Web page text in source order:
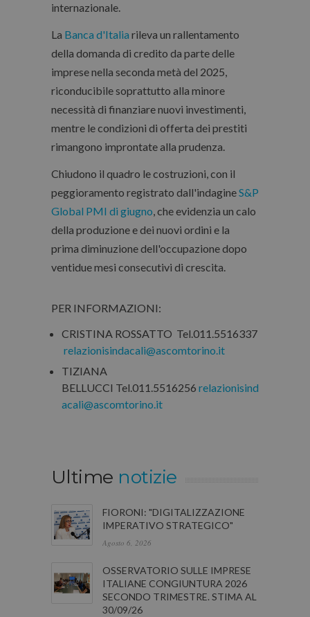
internazionale.
La Banca d'Italia rileva un rallentamento
della domanda di credito da parte delle
imprese nella seconda metà del 2025,
riconducibile soprattutto alla minore
necessità di finanziare nuovi investimenti,
mentre le condizioni di offerta dei prestiti
rimangono improntate alla prudenza.
Chiudono il quadro le costruzioni, con il
peggioramento registrato dall'indagineS&P
Global PMI di giugno, che evidenzia un calo
della produzione e dei nuovi ordini e la
prima diminuzione dell'occupazione dopo
ventidue mesi consecutivi di crescita.
PER INFORMAZIONI:
CRISTINA ROSSATTO Tel.011.5516337
relazionisindacali@ascomtorino.it
TIZIANA
BELLUCCI Tel.011.5516256 relazionisind
acali@ascomtorino.it
Ultime notizie
FIORONI: "DIGITALIZZAZIONE
IMPERATIVO STRATEGICO"
Agosto 6, 2026
OSSERVATORIO SULLE IMPRESE
ITALIANE CONGIUNTURA 2026
SECONDO TRIMESTRE. STIMA AL
30/09/26